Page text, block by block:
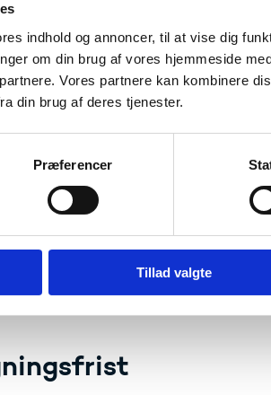
indhold og annoncer, til at vise dig
om din brug af vores hjemmeside
Vores partnere kan kombinere
din brug af deres tjenester.
Præferencer
Tillad valgte
for at etablere netværk.
og erfaringsudveksling af ideer
bestå af både oplæg,
foregår på engelsk, er det en
og Forskningsstyrelsen har
skal du udfylde
og ophold dækkes af Erasmus+-